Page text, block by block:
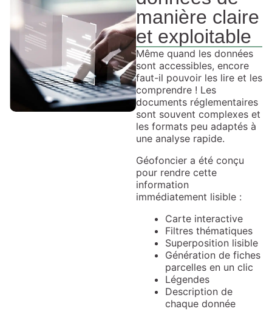
manière claire
et exploitable
Même quand les données
sont accessibles, encore
faut-il pouvoir les lire et les
comprendre ! Les
documents réglementaires
sont souvent complexes et
les formats peu adaptés à
une analyse rapide.
Géofoncier a été conçu
pour rendre cette
information
immédiatement lisible :
Carte interactive
Filtres thématiques
Superposition lisible
Génération de fiches
parcelles en un clic
Légendes
Description de
chaque donnée